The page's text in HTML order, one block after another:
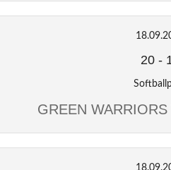
20-
GREEN